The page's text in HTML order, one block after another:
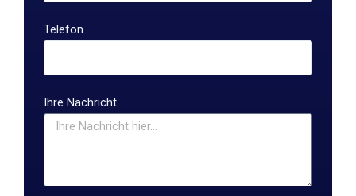
Telefon
Ihre Nachricht